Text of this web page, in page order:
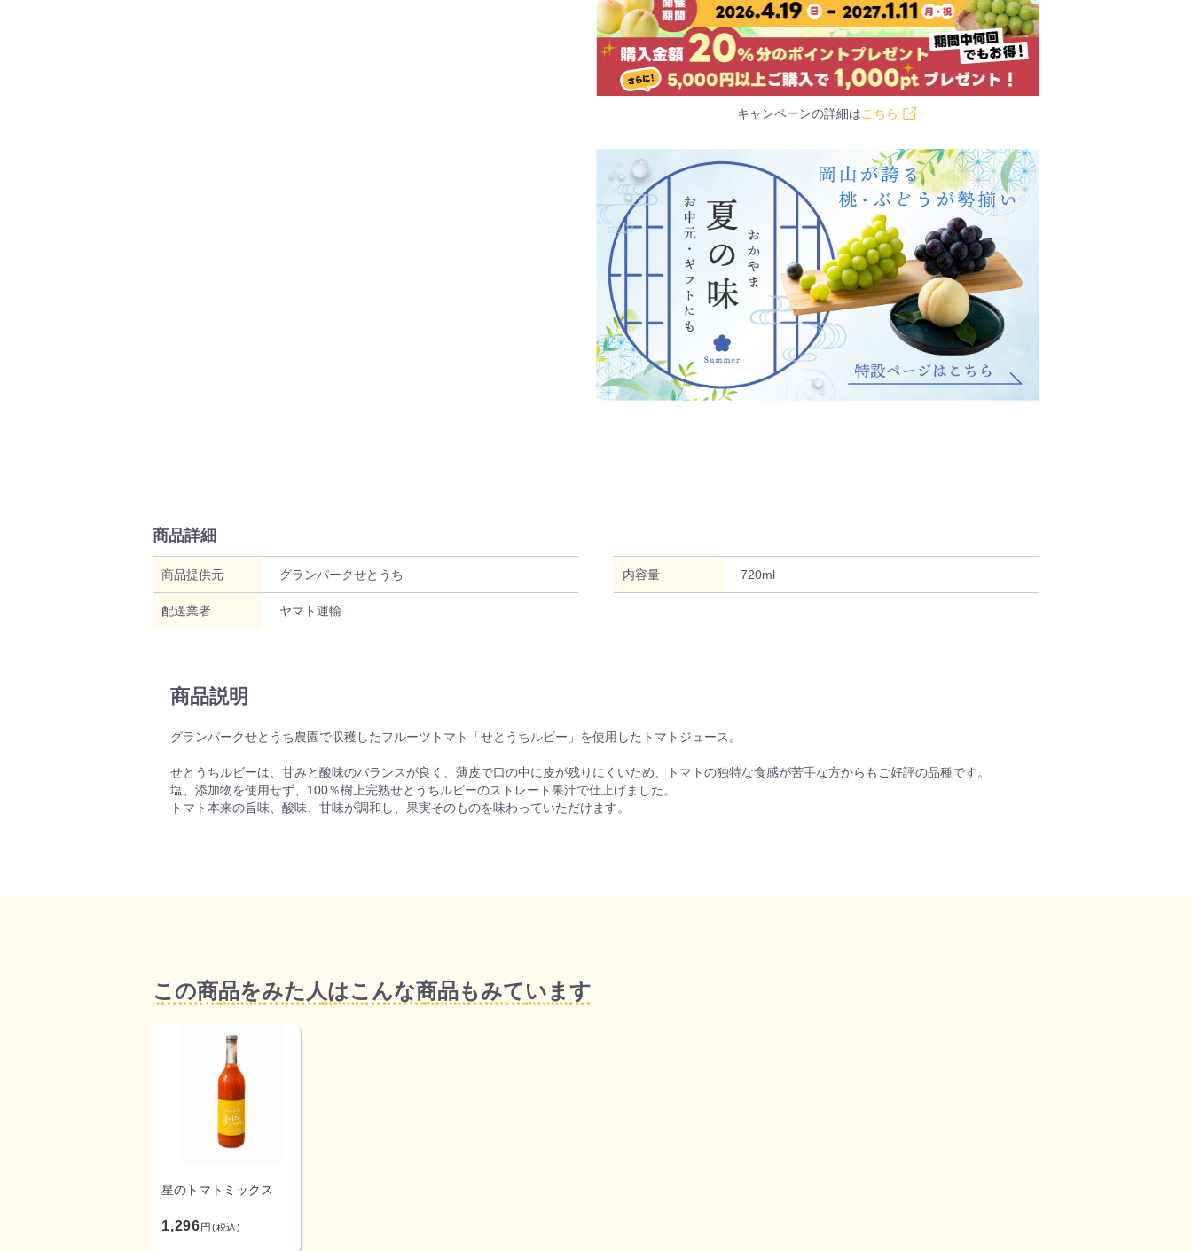
キャンペーンの詳細はこちら
商品詳細
商品提供元 グランパークせとうち 内容量 720ml
配送業者 ヤマト運輸
商品説明
グランパークせとうち農園で収穫したフルーツトマト「せとうちルビー」を使用したトマトジュース。
せとうちルビーは、甘みと酸味のバランスが良く、薄皮で口の中に皮が残りにくいため、トマトの独特な食感が苦手な方からもご好評の品種です。
塩、添加物を使用せず、100％樹上完熟せとうちルビーのストレート果汁で仕上げました。
トマト本来の旨味、酸味、甘味が調和し、果実そのものを味わっていただけます。
この商品をみた人はこんな商品もみています
星のトマトミックス
1,296円(税込)